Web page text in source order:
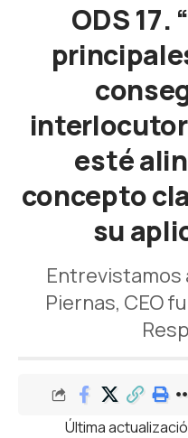
ODS 17.
esté
concepto
su
Entrevistamos
Piernas, CEO
Última